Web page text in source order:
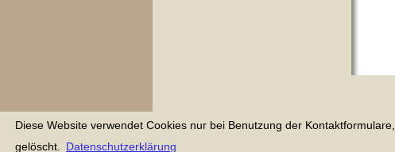
Diese Website verwendet Cookies nur bei Benutzung der
gelöscht.
Datenschutzerklärung